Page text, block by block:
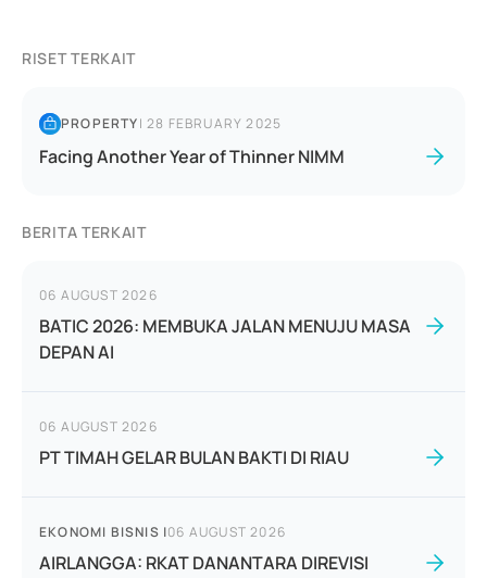
RISET TERKAIT
PROPERTY|28 FEBRUARY 2025
Facing Another Year of Thinner NIMM
BERITA TERKAIT
06 AUGUST 2026
BATIC 2026: MEMBUKA JALAN MENUJU MASA
DEPAN AI
06 AUGUST 2026
PT TIMAH GELAR BULAN BAKTI DI RIAU
EKONOMI BISNIS |06 AUGUST 2026
AIRLANGGA: RKAT DANANTARA DIREVISI